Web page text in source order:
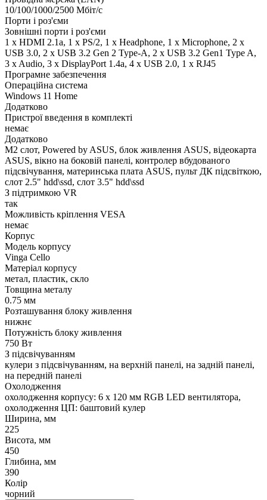
10/100/1000/2500 Мбіт/с
Порти і роз'єми
Зовнішні порти і роз'єми
1 x HDMI 2.1a, 1 x PS/2, 1 x Нeadphone, 1 х Microphone, 2 x
USB 3.0, 2 x USB 3.2 Gen 2 Type-A, 2 x USB 3.2 Gen1 Type A,
3 x Audio, 3 x DisplayPort 1.4a, 4 x USB 2.0, 1 x RJ45
Програмне забезпечення
Операційна система
Windows 11 Home
Додатково
Пристрої введення в комплекті
немає
Додатково
M2 слот, Powered by ASUS, блок живлення ASUS, відеокарта
ASUS, вікно на боковій панелі, контролер вбудованого
підсвічування, материнська плата ASUS, пульт ДК підсвіткою,
слот 2.5" hdd\ssd, слот 3.5" hdd\ssd
З підтримкою VR
так
Можливість кріплення VESA
немає
Корпус
Модель корпусу
Vinga Cello
Матеріал корпусу
метал, пластик, скло
Товщина металу
0.75 мм
Розташування блоку живлення
нижнє
Потужність блоку живлення
750 Вт
З підсвічуванням
кулери з підсвічуванням, на верхній панелі, на задній панелі,
на передній панелі
Охолодження
охолодження корпусу: 6 x 120 мм RGB LED вентилятора,
охолодження ЦП: баштовий кулер
Ширина, мм
225
Висота, мм
450
Глибина, мм
390
Колір
чорний